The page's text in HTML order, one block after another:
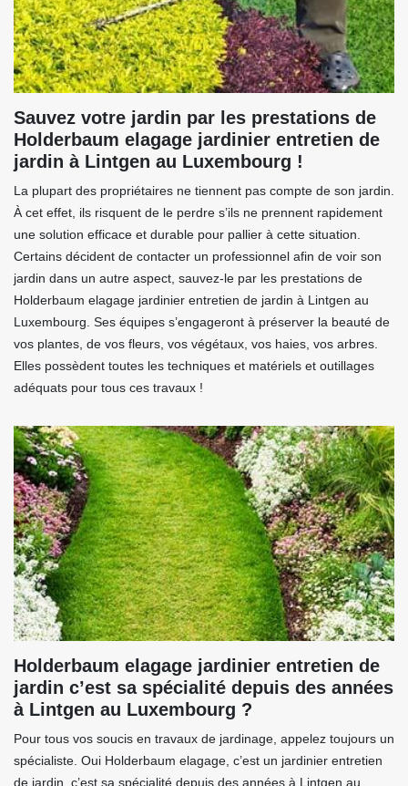
Sauvez votre jardin par les prestations de
Holderbaum elagage jardinier entretien de
jardin à Lintgen au Luxembourg !
La plupart des propriétaires ne tiennent pas compte de son jardin.
À cet effet, ils risquent de le perdre s’ils ne prennent rapidement
une solution efficace et durable pour pallier à cette situation.
Certains décident de contacter un professionnel afin de voir son
jardin dans un autre aspect, sauvez-le par les prestations de
Holderbaum elagage jardinier entretien de jardin à Lintgen au
Luxembourg. Ses équipes s’engageront à préserver la beauté de
vos plantes, de vos fleurs, vos végétaux, vos haies, vos arbres.
Elles possèdent toutes les techniques et matériels et outillages
adéquats pour tous ces travaux !
Holderbaum elagage jardinier entretien de
jardin c’est sa spécialité depuis des années
à Lintgen au Luxembourg ?
Pour tous vos soucis en travaux de jardinage, appelez toujours un
spécialiste. Oui Holderbaum elagage, c’est un jardinier entretien
de jardin, c’est sa spécialité depuis des années à Lintgen au